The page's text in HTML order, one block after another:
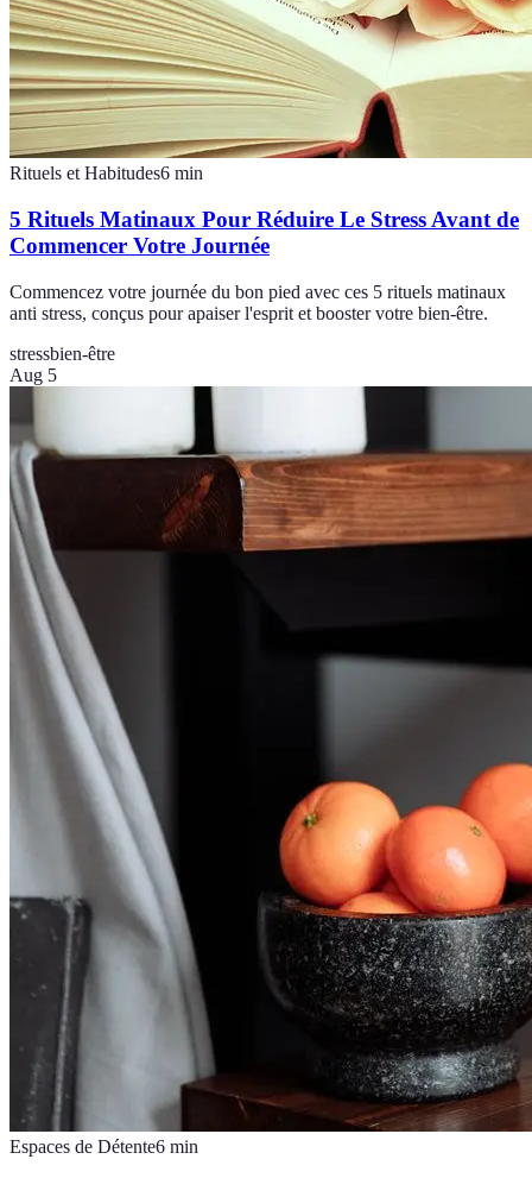
Rituels et Habitudes6 min
5 Rituels Matinaux Pour Réduire Le Stress Avant de
Commencer Votre Journée
Commencez votre journée du bon pied avec ces 5 rituels matinaux
anti stress, conçus pour apaiser l'esprit et booster votre bien-être.
stressbien-être
Aug 5
Espaces de Détente6 min